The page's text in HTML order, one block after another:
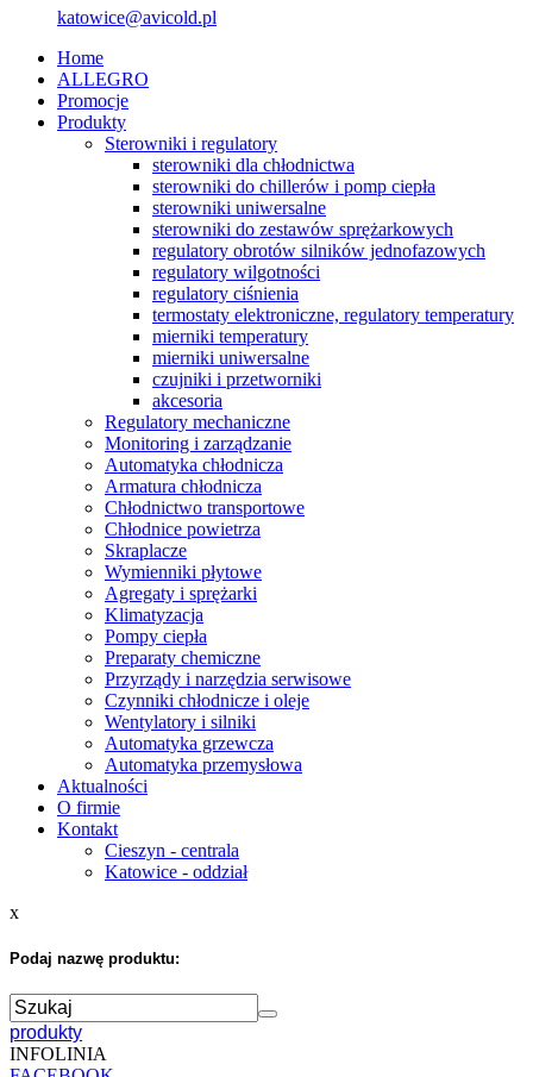
katowice@avicold.pl
Home
ALLEGRO
Promocje
Produkty
Sterowniki i regulatory
sterowniki dla chłodnictwa
sterowniki do chillerów i pomp ciepła
sterowniki uniwersalne
sterowniki do zestawów sprężarkowych
regulatory obrotów silników jednofazowych
regulatory wilgotności
regulatory ciśnienia
termostaty elektroniczne, regulatory temperatury
mierniki temperatury
mierniki uniwersalne
czujniki i przetworniki
akcesoria
Regulatory mechaniczne
Monitoring i zarządzanie
Automatyka chłodnicza
Armatura chłodnicza
Chłodnictwo transportowe
Chłodnice powietrza
Skraplacze
Wymienniki płytowe
Agregaty i sprężarki
Klimatyzacja
Pompy ciepła
Preparaty chemiczne
Przyrządy i narzędzia serwisowe
Czynniki chłodnicze i oleje
Wentylatory i silniki
Automatyka grzewcza
Automatyka przemysłowa
Aktualności
O firmie
Kontakt
Cieszyn - centrala
Katowice - oddział
x
Podaj nazwę produktu:
produkty
INFOLINIA